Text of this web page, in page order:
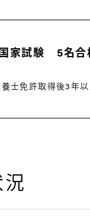
家試験 5名合
養士免許取得後3年